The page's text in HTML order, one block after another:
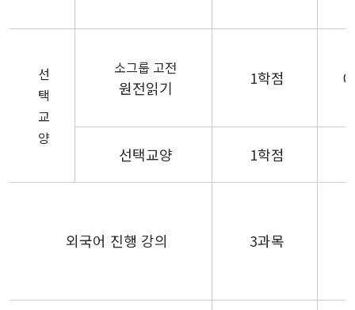
선
택
교
양
소그룹 고전
원전읽기 1학점
선택교양 1학점
외국어 진행 강의 3과목